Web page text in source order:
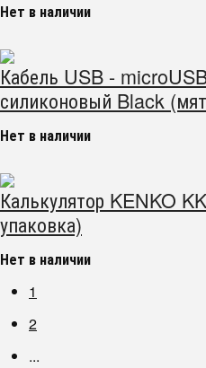
Нет в наличии
Кабель USB -
силиконовый Black
Нет в наличии
Калькулятор KENKO
упаковка)
Нет в наличии
1
2
...